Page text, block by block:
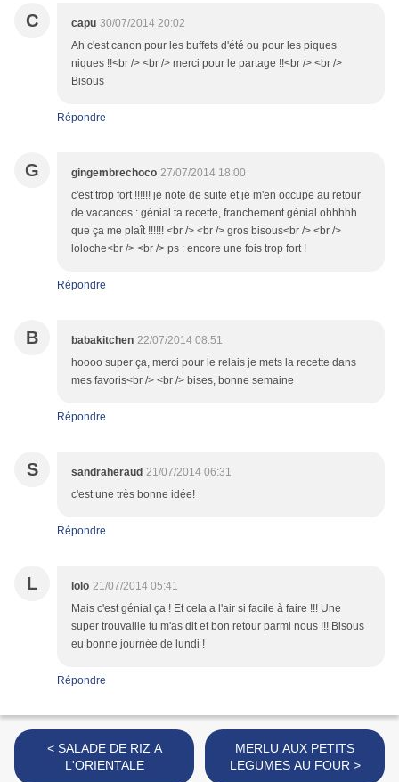
C capu 30/07/2014 20:02
Ah c'est canon pour les buffets d'été ou pour les piques
niques !!<br /> <br /> merci pour le partage !!<br /> <br />
Bisous
Répondre
G gingembrechoco 27/07/2014 18:00
c'est trop fort !!!!!! je note de suite et je m'en occupe au retour
de vacances : génial ta recette, franchement génial ohhhhh
que ça me plaît !!!!!! <br /> <br /> gros bisous<br /> <br />
loloche<br /> <br /> ps : encore une fois trop fort !
Répondre
B babakitchen 22/07/2014 08:51
hoooo super ça, merci pour le relais je mets la recette dans
mes favoris<br /> <br /> bises, bonne semaine
Répondre
S sandraheraud 21/07/2014 06:31
c'est une très bonne idée!
Répondre
L lolo 21/07/2014 05:41
Mais c'est génial ça ! Et cela a l'air si facile à faire !!! Une
super trouvaille tu m'as dit et bon retour parmi nous !!! Bisous
eu bonne journée de lundi !
Répondre
< SALADE DE RIZ A
L'ORIENTALE
MERLU AUX PETITS
LEGUMES AU FOUR >